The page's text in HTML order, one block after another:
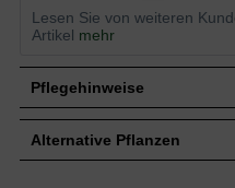
Lesen Sie von weiteren
Artikel mehr
Pflegehinweise
Pflanz- und
Alternative Pflanzen